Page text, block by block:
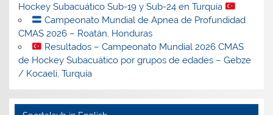
Hockey Subacuático Sub-19 y Sub-24 en Turquía
Campeonato Mundial de Apnea de Profundidad
CMAS 2026 – Roatán, Honduras
Resultados – Campeonato Mundial 2026 CMAS
de Hockey Subacuático por grupos de edades – Gebze
/ Kocaeli, Turquía